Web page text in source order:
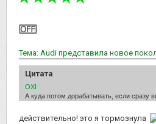
Тема: Audi представила новое
Цитата
OXI
А куда потом дорабатывать, если сразу
действительно! это я тормознула